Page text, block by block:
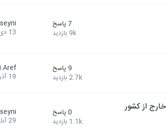
7 پاسخ
9k بازدید
13 دی، 2015
9 پاسخ
2.7k بازدید
19 آذر، 2015
از کشور 0 پاسخ
1.1k بازدید
29 آبان، 2015